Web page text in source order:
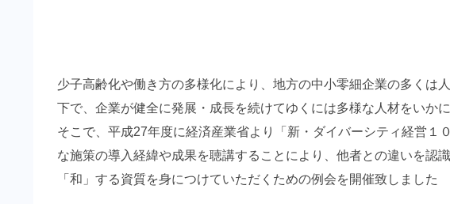
少子高齢化や働き方の多様化により、地方の中小零細企業の多くは
下で、企業が健全に発展・成長を続けてゆくには多様な人材をいか
そこで、平成27年度に経済産業省より「新・ダイバーシティ経営１
な施策の導入経緯や成果を聴講することにより、他者との違いを認
「和」する資質を身につけていただくための例会を開催致しました